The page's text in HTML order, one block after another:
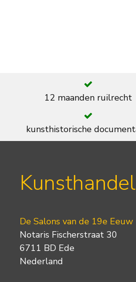
12 maanden ruilrecht
kunsthistorische
De Salons van de 19e Eeuw
Notaris Fischerstraat 30
6711 BD Ede
Nederland